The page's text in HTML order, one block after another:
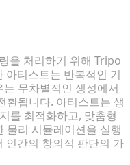
을 처리하기 위해 Tripo
아티스트는 반복적인 기
무차별적인 생성에서
환됩니다. 아티스트는 생
를 최적화하고, 맞춤형
물리 시뮬레이션을 실행
인간의 창의적 판단의 가